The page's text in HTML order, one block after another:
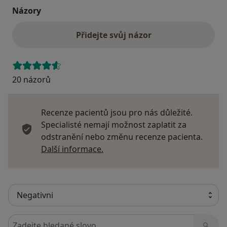
Názory
Přidejte svůj názor
20 názorů
Recenze pacientů jsou pro nás důležité.
Specialisté nemají možnost zaplatit za
odstranění nebo změnu recenze pacienta.
Další informace.
Hledejte v názorech